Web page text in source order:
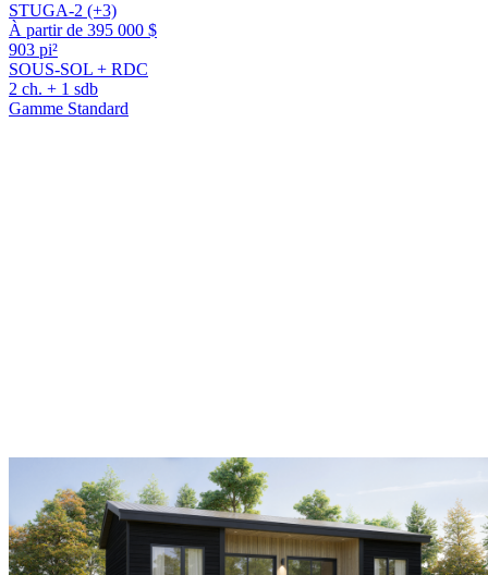
STUGA-2 (+3)
À partir de 395 000 $
903 pi²
SOUS-SOL + RDC
2 ch. + 1 sdb
Gamme Standard